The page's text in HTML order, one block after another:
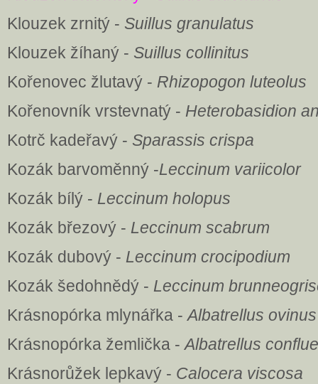
Klouzek zrnitý - Suillus granulatus
Klouzek žíhaný - Suillus collinitus
Kořenovec žlutavý - Rhizopogon luteolus
Kořenovník vrstevnatý - Heterobasidion
Kotrč kadeřavý - Sparassis crispa
Kozák barvoměnný -Leccinum variicolor
Kozák bílý - Leccinum holopus
Kozák březový - Leccinum scabrum
Kozák dubový - Leccinum crocipodium
Kozák šedohnědý - Leccinum
Krásnopórka mlynářka -Albatrellus ovinus
Krásnopórka žemlička -Albatrellus
Krásnorůžek lepkavý - Calocera viscosa